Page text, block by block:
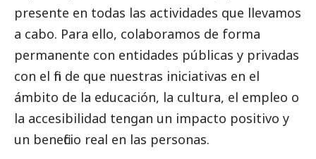
presente en todas las actividades que llevamos
a cabo. Para ello, colaboramos de forma
permanente con entidades públicas y privadas
con el fin de que nuestras iniciativas en el
ámbito de la educación, la cultura, el empleo o
la accesibilidad tengan un impacto positivo y
un beneficio real en las personas.